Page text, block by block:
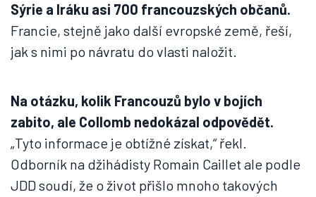
Sýrie a Iráku asi 700 francouzských občanů.
Francie, stejně jako další evropské země, řeší,
jak s nimi po návratu do vlasti naložit.
Na otázku, kolik Francouzů bylo v bojích
zabito, ale Collomb nedokázal odpovědět.
„Tyto informace je obtížné získat,“ řekl.
Odborník na džihádisty Romain Caillet ale podle
JDD soudí, že o život přišlo mnoho takových